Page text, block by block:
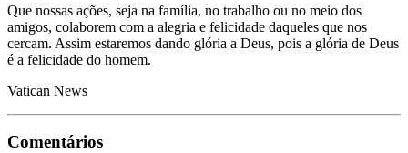
Que nossas ações, seja na família, no trabalho ou no meio dos
amigos, colaborem com a alegria e felicidade daqueles que nos
cercam. Assim estaremos dando glória a Deus, pois a glória de Deus
é a felicidade do homem.
Vatican News
Comentários